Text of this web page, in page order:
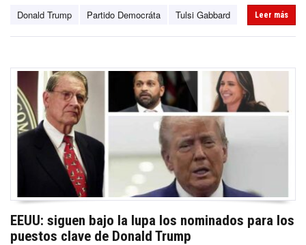
Donald Trump Partido Democráta Tulsi Gabbard Leer más
EEUU: siguen bajo la lupa los nominados para los
puestos clave de Donald Trump